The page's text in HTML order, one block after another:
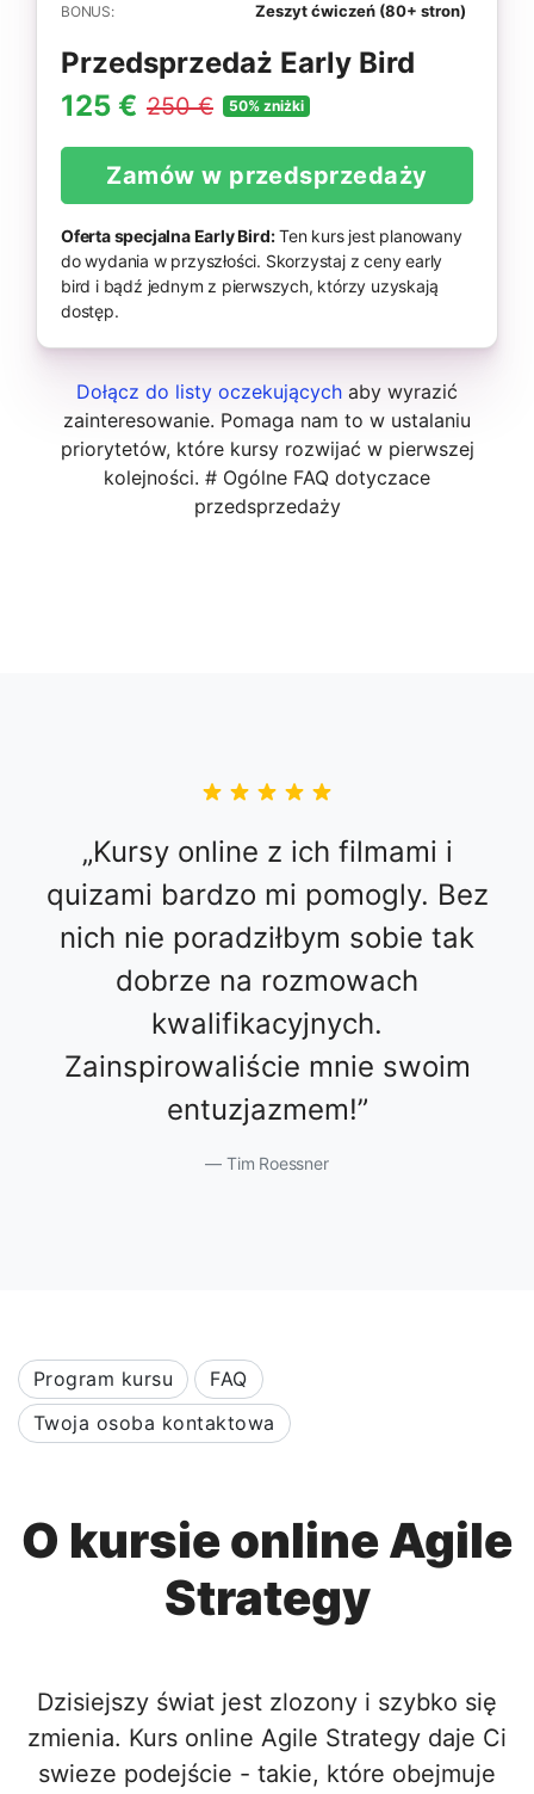
BONUS: Zeszyt ćwiczeń (80+ stron)
Przedsprzedaż Early Bird
125 € 250 € 50% zniżki
Zamów w przedsprzedaży
Oferta specjalna Early Bird:Ten kurs jest planowany
do wydania w przyszłości. Skorzystaj z ceny early
bird i bądź jednym z pierwszych, którzy uzyskają
dostęp.
Dołącz do listy oczekujących aby wyrazić
zainteresowanie. Pomaga nam to w ustalaniu
priorytetów, które kursy rozwijać w pierwszej
kolejności. # Ogólne FAQ dotyczace
przedsprzedaży
Kursy online z ich filmami i
quizami bardzo mi pomogly. Bez
nich nie poradziłbym sobie tak
dobrze na rozmowach
kwalifikacyjnych.
Zainspirowaliście mnie swoim
entuzjazmem!
Tim Roessner
Program kursu
FAQ
Twoja osoba kontaktowa
O kursie online Agile
Strategy
Dzisiejszy świat jest zlozony i szybko się
zmienia. Kurs online Agile Strategy daje Ci
swieze podejście - takie, które obejmuje